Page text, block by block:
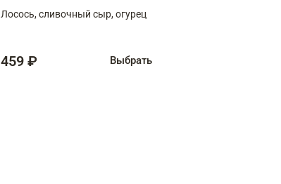
Лосось, сливочный сыр, огурец
459 ₽ Выбрать